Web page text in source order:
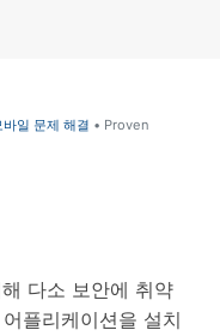
로그인
일 문제 해결 • Proven
다소 보안에 취약
플리케이션을 설치